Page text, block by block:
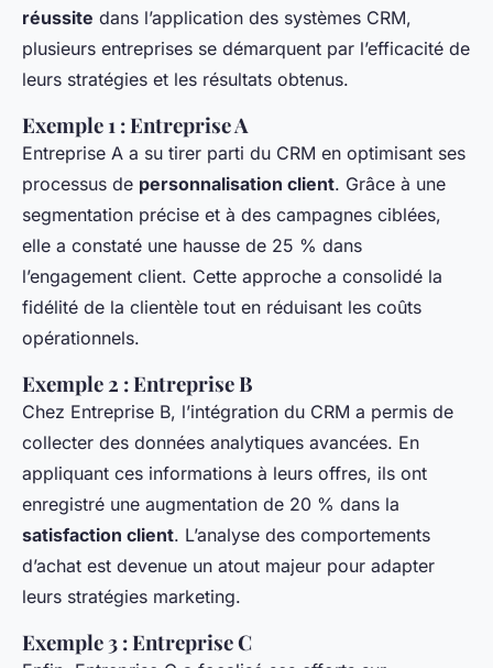
réussite dans l’application des systèmes CRM,
plusieurs entreprises se démarquent par l’efficacité de
leurs stratégies et les résultats obtenus.
Exemple 1 : Entreprise A
Entreprise A a su tirer parti du CRM en optimisant ses
processus de personnalisation client. Grâce à une
segmentation précise et à des campagnes ciblées,
elle a constaté une hausse de 25 % dans
l’engagement client. Cette approche a consolidé la
fidélité de la clientèle tout en réduisant les coûts
opérationnels.
Exemple 2 : Entreprise B
Chez Entreprise B, l’intégration du CRM a permis de
collecter des données analytiques avancées. En
appliquant ces informations à leurs offres, ils ont
enregistré une augmentation de 20 % dans la
satisfaction client. L’analyse des comportements
d’achat est devenue un atout majeur pour adapter
leurs stratégies marketing.
Exemple 3 : Entreprise C